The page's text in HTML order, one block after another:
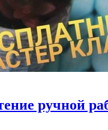
ручной